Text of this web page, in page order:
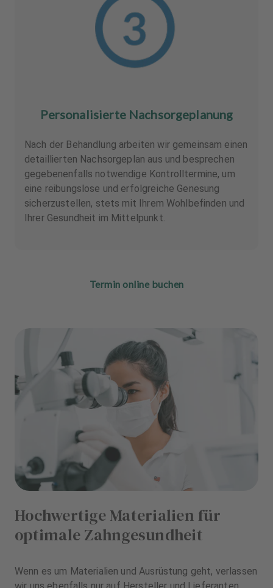
Personalisierte Nachsorgeplanung
Nach der Behandlung arbeiten wir gemeinsam einen
detaillierten Nachsorgeplan aus und besprechen
gegebenenfalls notwendige Kontrolltermine, um
eine reibungslose und erfolgreiche Genesung
sicherzustellen, stets mit Ihrem Wohlbefinden und
Ihrer Gesundheit im Mittelpunkt.
Termin online buchen
Hochwertige Materialien für
optimale Zahngesundheit
Wenn es um Materialien und Ausrüstung geht, verlassen